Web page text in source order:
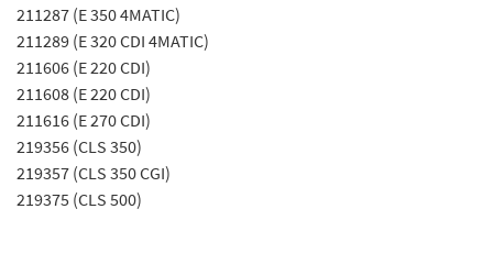
211287 (E 350 4MATIC)
211289 (E 320 CDI 4MATIC)
211606 (E 220 CDI)
211608 (E 220 CDI)
211616 (E 270 CDI)
219356 (CLS 350)
219357 (CLS 350 CGI)
219375 (CLS 500)